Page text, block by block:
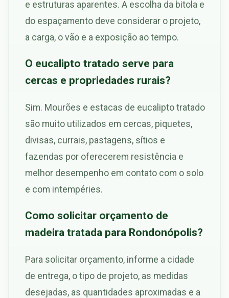
e estruturas aparentes. A escolha da bitola e
do espaçamento deve considerar o projeto,
a carga, o vão e a exposição ao tempo.
O eucalipto tratado serve para
cercas e propriedades rurais?
Sim. Mourões e estacas de eucalipto tratado
são muito utilizados em cercas, piquetes,
divisas, currais, pastagens, sítios e
fazendas por oferecerem resistência e
melhor desempenho em contato com o solo
e com intempéries.
Como solicitar orçamento de
madeira tratada para Rondonópolis?
Para solicitar orçamento, informe a cidade
de entrega, o tipo de projeto, as medidas
desejadas, as quantidades aproximadas e a